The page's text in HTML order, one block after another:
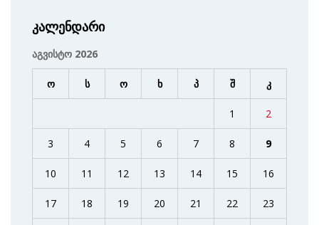
კალენდარი
აგვისტო 2026
ო ს ო ხ პ შ კ
1 2
3 4 5 6 7 8 9
10 11 12 13 14 15 16
17 18 19 20 21 22 23